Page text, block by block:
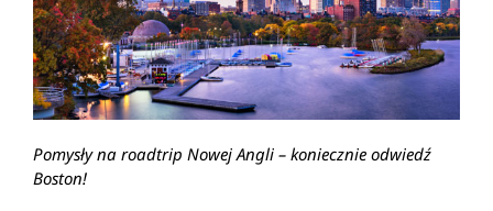
Pomysły na roadtrip Nowej Angli – koniecznie odwiedź
Boston!